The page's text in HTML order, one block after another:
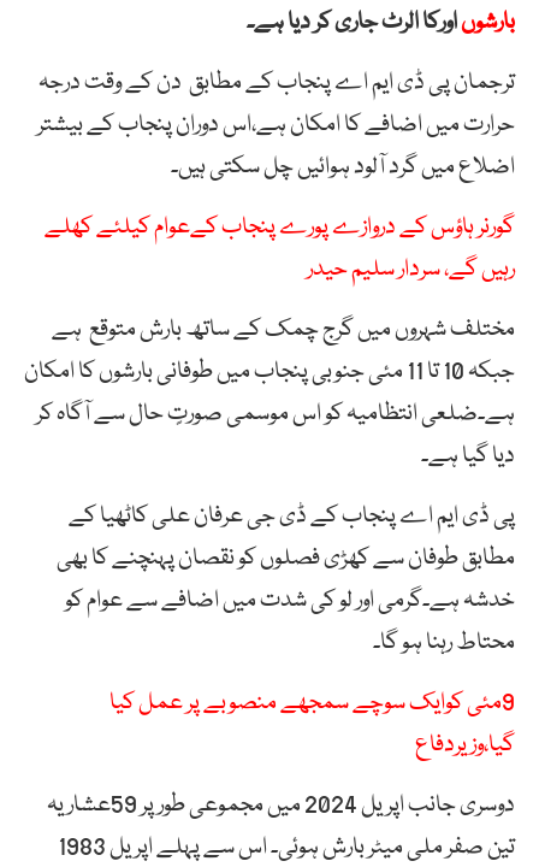
بارشوںاورکا الرٹ جاری کر دیا ہے۔
ترجمان پی ڈی ایم اے پنجاب کے مطابق دن کے وقت درجہ
حرارت میں اضافے کا امکان ہے،اس دوران پنجاب کے بیشتر
اضلاع میں گرد آلود ہوائیں چل سکتی ہیں۔
گورنر ہاؤس کے دروازے پورے پنجاب کےعوام کیلئے کھلے
رہیں گے، سردار سلیم حیدر
مختلف شہروں میں گرج چمک کے ساتھ بارش متوقع ہے
جبکہ 10 تا 11 مئی جنوبی پنجاب میں طوفانی بارشوں کا امکان
ہے۔ضلعی انتظامیہ کو اس موسمی صورتٍ حال سے آگاہ کر
دیا گیا ہے۔
پی ڈی ایم اے پنجاب کے ڈی جی عرفان علی کاٹھیا کے
مطابق طوفان سے کھڑی فصلوں کو نقصان پہنچنے کا بھی
خدشہ ہے۔گرمی اور لو کی شدت میں اضافے سے عوام کو
محتاط رہنا ہو گا۔
9مئی کوایک سوچے سمجھے منصوبے پر عمل کیا
گیا،وزیردفاع
دوسری جانب اپریل 2024 میں مجموعی طور پر 59عشاریہ
تین صفر ملی میٹر بارش ہوئی۔ اس سے پہلے اپریل 1983